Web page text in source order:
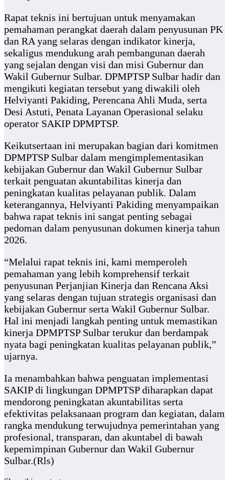
Rapat teknis ini bertujuan untuk menyamakan
pemahaman perangkat daerah dalam penyusunan PK
dan RA yang selaras dengan indikator kinerja,
sekaligus mendukung arah pembangunan daerah
yang sejalan dengan visi dan misi Gubernur dan
Wakil Gubernur Sulbar. DPMPTSP Sulbar hadir dan
mengikuti kegiatan tersebut yang diwakili oleh
Helviyanti Pakiding, Perencana Ahli Muda, serta
Desi Astuti, Penata Layanan Operasional selaku
operator SAKIP DPMPTSP.
Keikutsertaan ini merupakan bagian dari komitmen
DPMPTSP Sulbar dalam mengimplementasikan
kebijakan Gubernur dan Wakil Gubernur Sulbar
terkait penguatan akuntabilitas kinerja dan
peningkatan kualitas pelayanan publik. Dalam
keterangannya, Helviyanti Pakiding menyampaikan
bahwa rapat teknis ini sangat penting sebagai
pedoman dalam penyusunan dokumen kinerja tahun
2026.
“Melalui rapat teknis ini, kami memperoleh
pemahaman yang lebih komprehensif terkait
penyusunan Perjanjian Kinerja dan Rencana Aksi
yang selaras dengan tujuan strategis organisasi dan
kebijakan Gubernur serta Wakil Gubernur Sulbar.
Hal ini menjadi langkah penting untuk memastikan
kinerja DPMPTSP Sulbar terukur dan berdampak
nyata bagi peningkatan kualitas pelayanan publik,”
ujarnya.
Ia menambahkan bahwa penguatan implementasi
SAKIP di lingkungan DPMPTSP diharapkan dapat
mendorong peningkatan akuntabilitas serta
efektivitas pelaksanaan program dan kegiatan, dalam
rangka mendukung terwujudnya pemerintahan yang
profesional, transparan, dan akuntabel di bawah
kepemimpinan Gubernur dan Wakil Gubernur
Sulbar.(Rls)